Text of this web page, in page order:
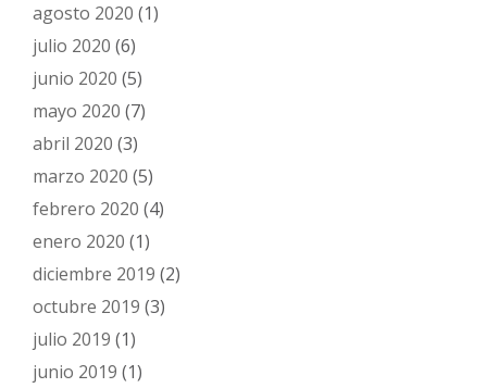
agosto 2020 (1)
julio 2020 (6)
junio 2020 (5)
mayo 2020 (7)
abril 2020 (3)
marzo 2020 (5)
febrero 2020 (4)
enero 2020 (1)
diciembre 2019 (2)
octubre 2019 (3)
julio 2019 (1)
junio 2019 (1)